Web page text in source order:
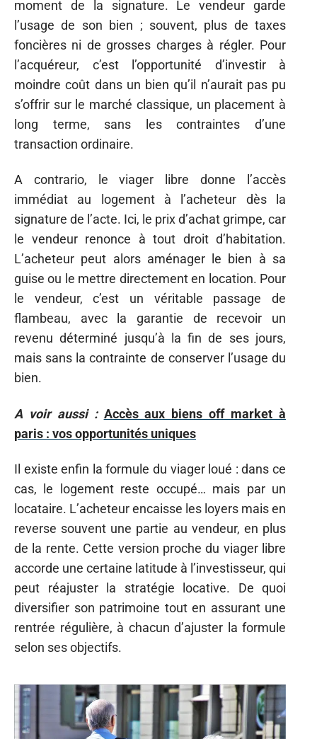
moment de la signature. Le vendeur garde
l’usage de son bien ; souvent, plus de taxes
foncières ni de grosses charges à régler. Pour
l’acquéreur, c’est l’opportunité d’investir à
moindre coût dans un bien qu’il n’aurait pas pu
s’offrir sur le marché classique, un placement à
long terme, sans les contraintes d’une
transaction ordinaire.
A contrario, le viager libre donne l’accès
immédiat au logement à l’acheteur dès la
signature de l’acte. Ici, le prix d’achat grimpe, car
le vendeur renonce à tout droit d’habitation.
L’acheteur peut alors aménager le bien à sa
guise ou le mettre directement en location. Pour
le vendeur, c’est un véritable passage de
flambeau, avec la garantie de recevoir un
revenu déterminé jusqu’à la fin de ses jours,
mais sans la contrainte de conserver l’usage du
bien.
A voir aussi : Accès aux biens off market à
paris : vos opportunités uniques
Il existe enfin la formule du viager loué : dans ce
cas, le logement reste occupé… mais par un
locataire. L’acheteur encaisse les loyers mais en
reverse souvent une partie au vendeur, en plus
de la rente. Cette version proche du viager libre
accorde une certaine latitude à l’investisseur, qui
peut réajuster la stratégie locative. De quoi
diversifier son patrimoine tout en assurant une
rentrée régulière, à chacun d’ajuster la formule
selon ses objectifs.